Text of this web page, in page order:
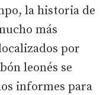
la historia de
más
por
leonés se
informes para